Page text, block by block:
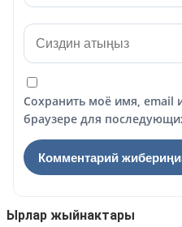
Сохранить моё имя, email
браузере для
Ырлар жыйнактары